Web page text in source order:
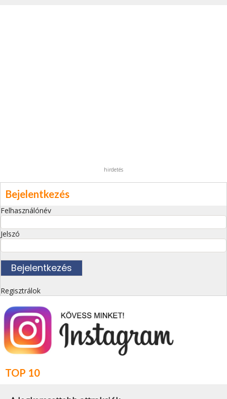
hirdetés
Bejelentkezés
Felhasználónév
Jelszó
Regisztrálok
TOP 10